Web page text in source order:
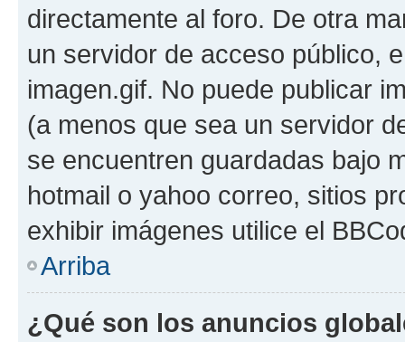
directamente al foro. De otra
un servidor de acceso público,
imagen.gif. No puede publicar
(a menos que sea un servidor
se encuentren guardadas bajo
hotmail o yahoo correo, sitios
exhibir imágenes utilice el
Arriba
¿Qué son los anuncios